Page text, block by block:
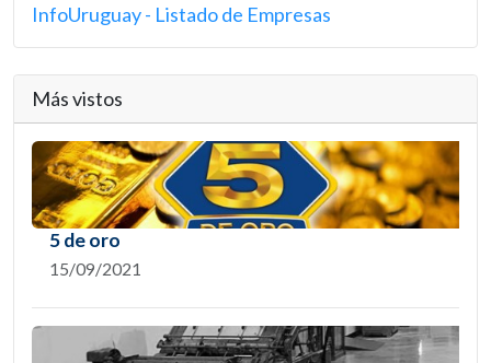
InfoUruguay - Listado de Empresas
Más vistos
5 de oro
15/09/2021